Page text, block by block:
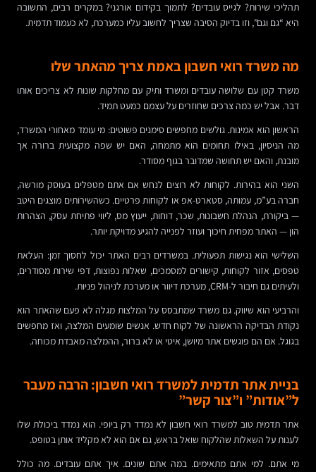
תהליכי שירות? לגייס עובדים? לתמוך בקידום אורגני? במקרים רבים, התשובה
היא “גם וגם”, וזו בדיוק הסיבה שצריך לחשוב עליו כמערכת, לא כעמוד תדמית.
מה משרד רואי חשבון באמת צריך מהאתר שלו
משרד קטן עם שלושה עובדים ומשרד ותיק עם מחלקות שונות לא צריכים אותו
דבר. אבל יש כמה צרכים שחוזרים על עצמם כמעט תמיד.
הראשון הוא אמינות. גולשים מחפשים סימנים פשוטים: מי עומד מאחורי המשרד,
מה הניסיון, באילו תחומים הוא מתמחה, האם יש שפה מקצועית ברורה אך
מובנת, והאם יש תחושה שמדובר בגוף מסודר.
השני הוא בהירות. לקוחות לא רוצים לנחש אם אתם מטפלים בעוסק מורשה,
חברה בע”מ, עמותה, סטארט-אפ או לקוחות פרטיים. כשהשירותים מוצגים היטב
— ביקורת, הנהלת חשבונות, שכר, דוחות, ייעוץ מס, ליווי פתיחת עסק, הצהרות
הון — האתר מפחית חיכוך ועוזר לפנייה להגיע מדויקת יותר.
השלישי הוא נגישות תפעולית. במשרדים רבים האתר יכול לחסוך זמן: העלאת
טפסים, אזור לקוחות, קישורים למסמכים, שאלות נפוצות, דפי שירות מסודרים,
ולעיתים גם חיבור ל-CRM, מערכת דיוור או מערכת לניהול פניות.
והרביעי הוא שיווק. גם משרד שמתבסס על המלצות מגלה לא פעם שהאתר הוא
נקודת הבדיקה הראשונה של לקוח חדש. אנשים שומעים המלצה, ואז מחפשים
בגוגל. אם הם פוגשים אתר מיושן, איטי או לא ברור, ההמלצה מאבדת מכוחה.
בניית אתר תדמית למשרד רואי חשבון: הרבה מעבר
ל”אודות” ו”צור קשר”
אתר תדמית טוב למשרד רואי חשבון לא נמדד רק ביופי. הוא נמדד ביכולת שלו
לענות על השאלות שהלקוח שואל בראש, גם אם הוא לא מקליד אותן בטופס.
מי אתם. למי אתם מתאימים. במה אתם שונים. איך אתם עובדים. מה כולל